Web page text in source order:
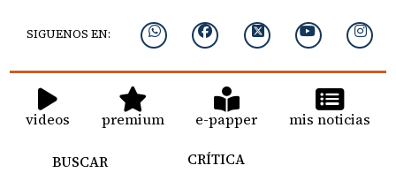
SIGUENOS EN:
videos premium e-papper mis noticias
BUSCAR
CRÍTICA